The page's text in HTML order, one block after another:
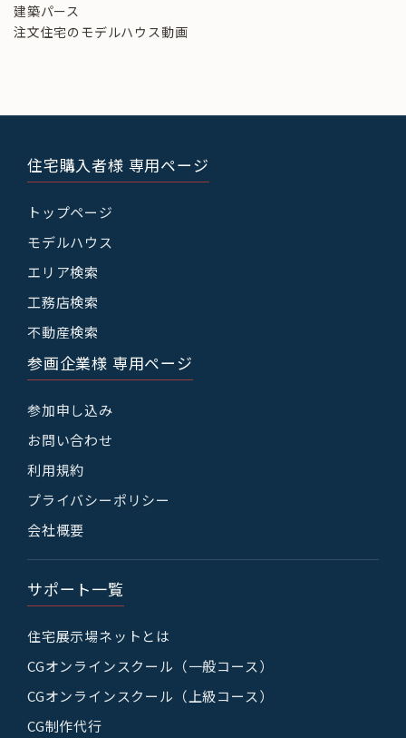
建築パース
注文住宅のモデルハウス動画
住宅購入者様 専用ページ
トップページ
モデルハウス
エリア検索
工務店検索
不動産検索
参画企業様 専用ページ
参加申し込み
お問い合わせ
利用規約
プライバシーポリシー
会社概要
サポート一覧
住宅展示場ネットとは
CGオンラインスクール（一般コース）
CGオンラインスクール（上級コース）
CG制作代行